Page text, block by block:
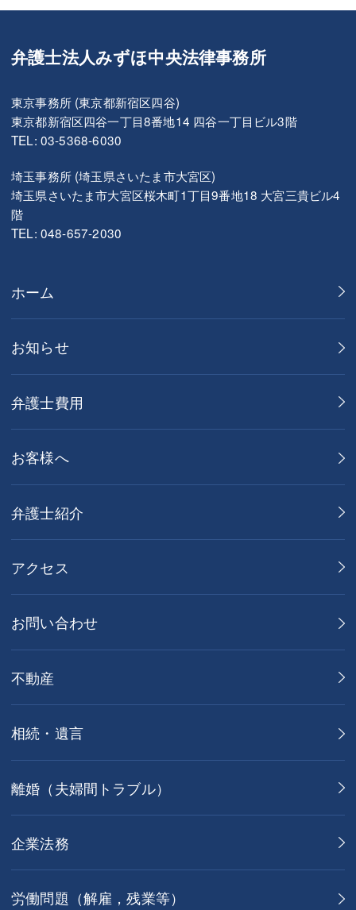
弁護士法人みずほ中央法律事務所
東京事務所 (東京都新宿区四谷)
東京都新宿区四谷一丁目8番地14 四谷一丁目ビル3階
TEL: 03-5368-6030
埼玉事務所 (埼玉県さいたま市大宮区)
埼玉県さいたま市大宮区桜木町1丁目9番地18 大宮三貴ビル4
階
TEL: 048-657-2030
ホーム
お知らせ
弁護士費用
お客様へ
弁護士紹介
アクセス
お問い合わせ
不動産
相続・遺言
離婚（夫婦間トラブル）
企業法務
労働問題（解雇，残業等）